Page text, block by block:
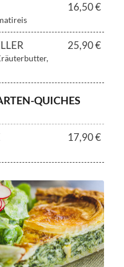
16,50 €
25,90 €
QUICHES
17,90 €